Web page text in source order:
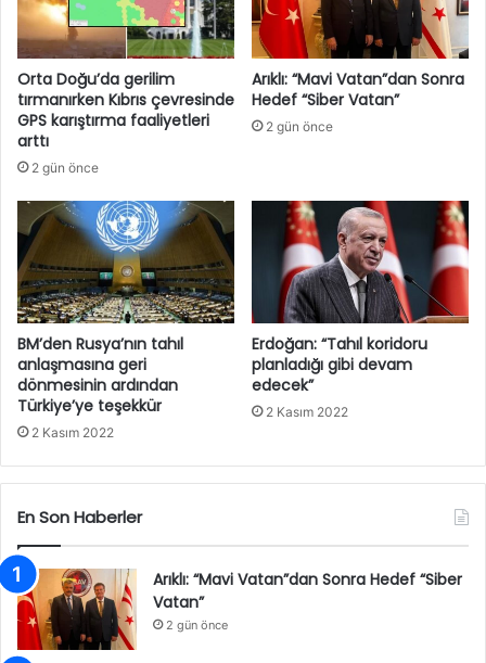
Orta Doğu’da gerilim
tırmanırken Kıbrıs çevresinde
GPS karıştırma faaliyetleri
arttı
2 gün önce
Arıklı: “Mavi Vatan”dan Sonra
Hedef “Siber Vatan”
2 gün önce
BM’den Rusya’nın tahıl
anlaşmasına geri
dönmesinin ardından
Türkiye’ye teşekkür
2 Kasım 2022
Erdoğan: “Tahıl koridoru
planladığı gibi devam
edecek”
2 Kasım 2022
En Son Haberler
Arıklı: “Mavi Vatan”dan Sonra Hedef “Siber
Vatan”
2 gün önce